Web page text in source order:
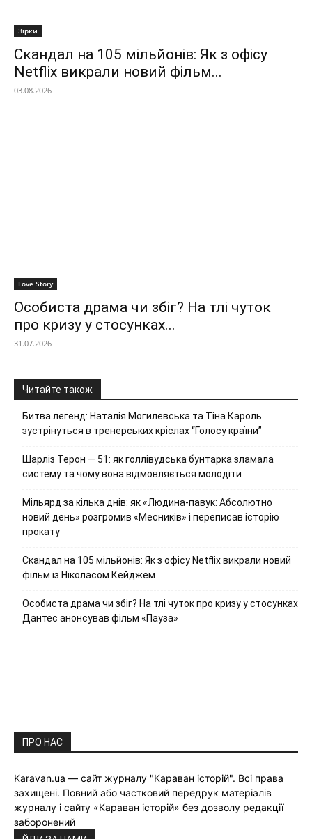
Зірки
Скандал на 105 мільйонів: Як з офісу
Netflix викрали новий фільм...
03.08.2026
Love Story
Особиста драма чи збіг? На тлі чуток
про кризу у стосунках...
31.07.2026
Читайте також
Битва легенд: Наталія Могилевська та Тіна Кароль
зустрінуться в тренерських кріслах “Голосу країни”
Шарліз Терон — 51: як голлівудська бунтарка зламала
систему та чому вона відмовляється молодіти
Мільярд за кілька днів: як «Людина-павук: Абсолютно
новий день» розгромив «Месників» і переписав історію
прокату
Скандал на 105 мільйонів: Як з офісу Netflix викрали новий
фільм із Ніколасом Кейджем
Особиста драма чи збіг? На тлі чуток про кризу у стосунках
Дантес анонсував фільм «Пауза»
ПРО НАС
Karavan.ua — сайт журналу "Караван історій". Всі права
захищені. Повний або частковий передрук матеріалів
журналу і сайту «Караван історій» без дозволу редакції
заборонений